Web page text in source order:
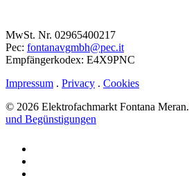
MwSt. Nr. 02965400217
Pec: fontanavgmbh@pec.it
Empfängerkodex: E4X9PNC
Impressum . Privacy . Cookies
© 2026 Elektrofachmarkt Fontana Meran.
und Begünstigungen